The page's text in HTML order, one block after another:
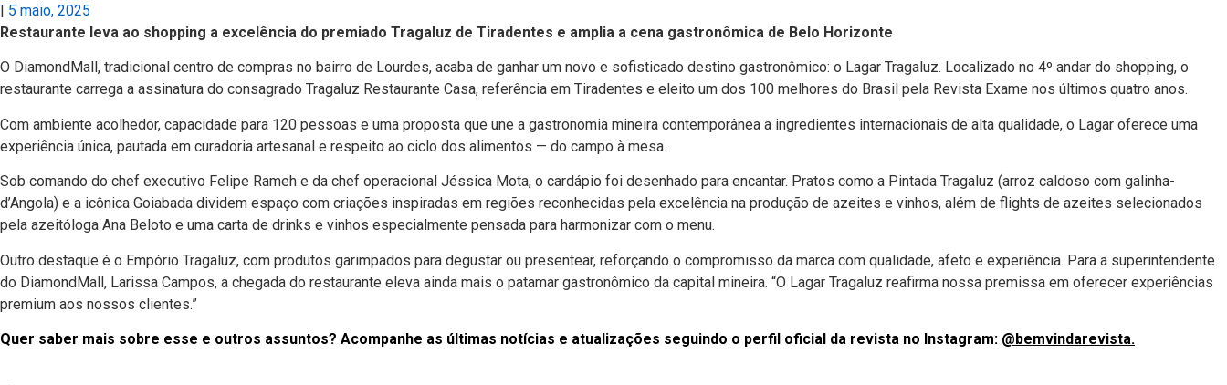
| 5 maio, 2025
Restaurante leva ao shopping a excelência do premiado Tragaluz de Tiradentes e amplia a cena gastronômica de Belo Horizonte
O DiamondMall, tradicional centro de compras no bairro de Lourdes, acaba de ganhar um novo e sofisticado destino gastronômico: o Lagar Tragaluz. Localizado no 4º andar do shopping, o
restaurante carrega a assinatura do consagrado Tragaluz Restaurante Casa, referência em Tiradentes e eleito um dos 100 melhores do Brasil pela Revista Exame nos últimos quatro anos.
Com ambiente acolhedor, capacidade para 120 pessoas e uma proposta que une a gastronomia mineira contemporânea a ingredientes internacionais de alta qualidade, o Lagar oferece uma
experiência única, pautada em curadoria artesanal e respeito ao ciclo dos alimentos — do campo à mesa.
Sob comando do chef executivo Felipe Rameh e da chef operacional Jéssica Mota, o cardápio foi desenhado para encantar. Pratos como a Pintada Tragaluz (arroz caldoso com galinha-
d’Angola) e a icônica Goiabada dividem espaço com criações inspiradas em regiões reconhecidas pela excelência na produção de azeites e vinhos, além de flights de azeites selecionados
pela azeitóloga Ana Beloto e uma carta de drinks e vinhos especialmente pensada para harmonizar com o menu.
Outro destaque é o Empório Tragaluz, com produtos garimpados para degustar ou presentear, reforçando o compromisso da marca com qualidade, afeto e experiência. Para a superintendente
do DiamondMall, Larissa Campos, a chegada do restaurante eleva ainda mais o patamar gastronômico da capital mineira. “O Lagar Tragaluz reafirma nossa premissa em oferecer experiências
premium aos nossos clientes.”
Quer saber mais sobre esse e outros assuntos? Acompanhe as últimas notícias e atualizações seguindo o perfil oficial da revista no Instagram: @bemvindarevista.